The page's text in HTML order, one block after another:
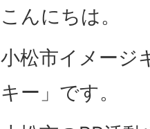
こんにちは。
小松市イメージ
キー」です。